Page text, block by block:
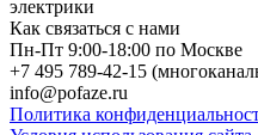
электрики
Как связаться с нами
Пн-Пт 9:00-18:00 по Москве
+7 495 789-42-15
info@pofaze.ru
Политика